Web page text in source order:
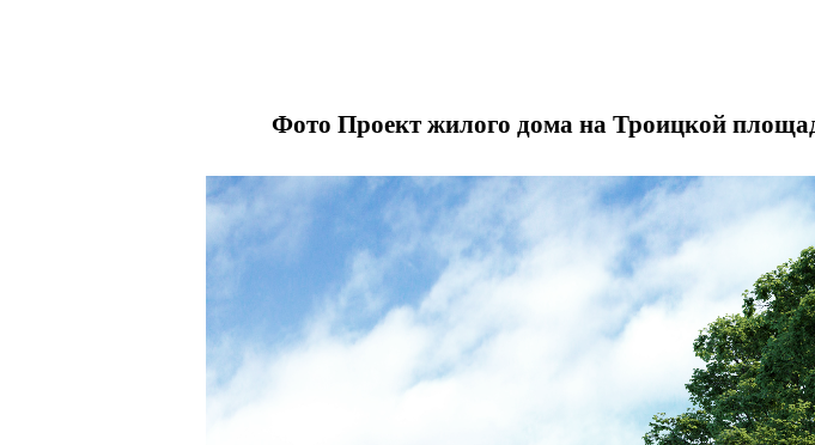
Фото Проект жилого дома на Троицкой